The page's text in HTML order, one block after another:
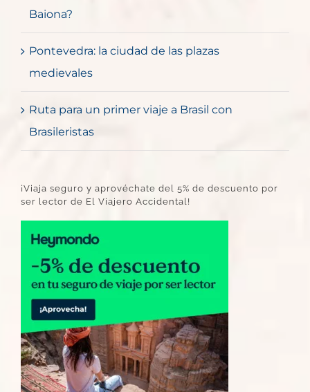
Baiona?
Pontevedra: la ciudad de las plazas
medievales
Ruta para un primer viaje a Brasil con
Brasileristas
¡Viaja seguro y aprovéchate del 5% de descuento por
ser lector de El Viajero Accidental!